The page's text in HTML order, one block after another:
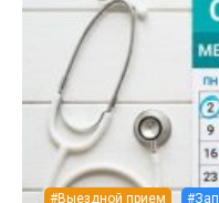
#Выездной прием